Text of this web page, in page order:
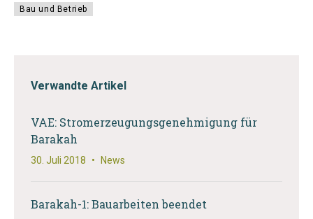
Bau und Betrieb
Verwandte Artikel
VAE: Stromerzeugungsgenehmigung für
Barakah
30. Juli 2018 • News
Barakah-1: Bauarbeiten beendet